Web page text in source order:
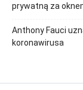
prywatną za
Anthony Fauci
koronawirusa